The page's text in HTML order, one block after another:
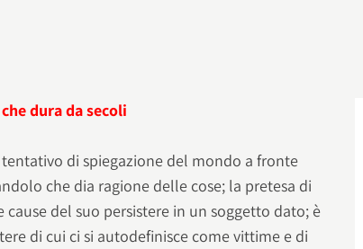
dura da secoli
di spiegazione del mondo a fronte
che dia ragione delle cose; la pretesa di
del suo persistere in un soggetto dato; è
di cui ci si autodefinisce come vittime e di